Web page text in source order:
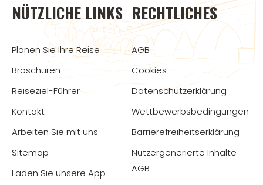
NÜTZLICHE LINKS
Planen Sie Ihre Reise
Broschüren
Reiseziel-Führer
Kontakt
Arbeiten Sie mit uns
Sitemap
Laden Sie unsere App
RECHTLICHES
AGB
Cookies
Datenschutzerklärung
Wettbewerbsbedingungen
Barrierefreiheitserklärung
Nutzergenerierte Inhalte
AGB